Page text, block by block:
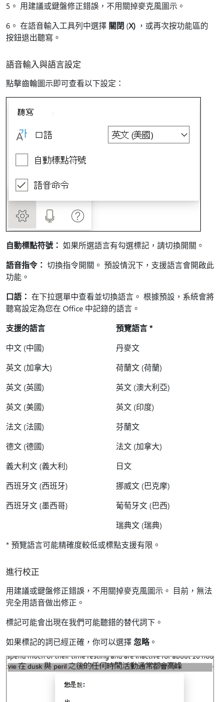
5。 用建議或鍵盤修正錯誤，不用關掉麥克風圖示。
6。 在語音輸入工具列中選擇 關閉 (X) ，或再次按功能區的
按鈕退出聽寫。
語音輸入與語言設定
點擊齒輪圖示即可查看以下設定：
自動標點符號： 如果所選語言有勾選標記，請切換開關。
語音指令： 切換指令開關。 預設情況下，支援語言會開啟此
功能。
口語： 在下拉選單中查看並切換語言。 根據預設，系統會將
聽寫設定為您在 Office 中記錄的語言。
支援的語言
中文 (中國)
英文 (加拿大)
英文 (英國)
英文 (美國)
法文 (法國)
德文 (德國)
義大利文 (義大利)
西班牙文 (西班牙)
西班牙文 (墨西哥)
預覽語言 *
丹麥文
荷蘭文 (荷蘭)
英文 (澳大利亞)
英文 (印度)
芬蘭文
法文 (加拿大)
日文
挪威文 (巴克摩)
葡萄牙文 (巴西)
瑞典文 (瑞典)
* 預覽語言可能精確度較低或標點支援有限。
進行校正
用建議或鍵盤修正錯誤，不用關掉麥克風圖示。 目前，無法
完全用語音做出修正。
標記可能會出現在我們可能聽錯的替代詞下。
如果標記的詞已經正確，你可以選擇 忽略。